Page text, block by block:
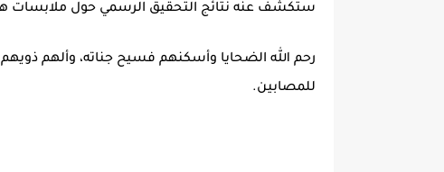
ستكشف عنه نتائج التحقيق الرسمي حول ملابسات
رحم الله الضحايا وأسكنهم فسيح جناته، وألهم
للمصابين.